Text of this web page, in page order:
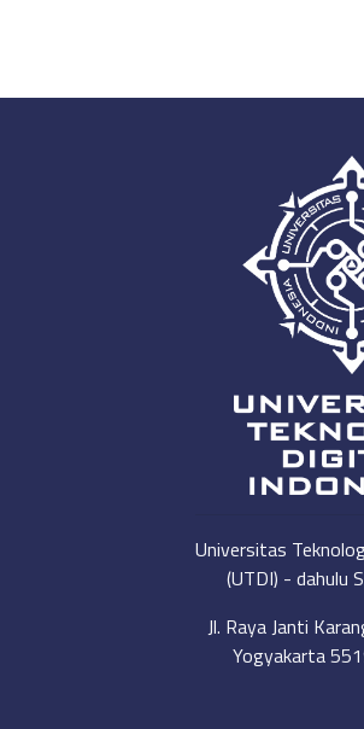
Universitas
(UTDI) - dahulu
Jl. Raya Janti
Yogyakarta